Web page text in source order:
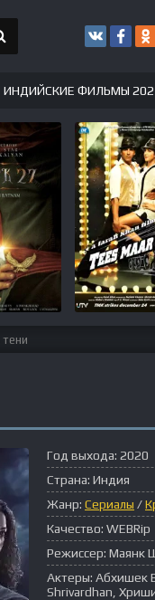
Год выхода: 2020
Страна: Индия
Жанр: Сериалы /
Качество: WEBRip
Режиссер: Маянк
Актеры: Абхишек
Shrivardhan,
ИНДИЙСКИЕ ФИЛЬМЫ